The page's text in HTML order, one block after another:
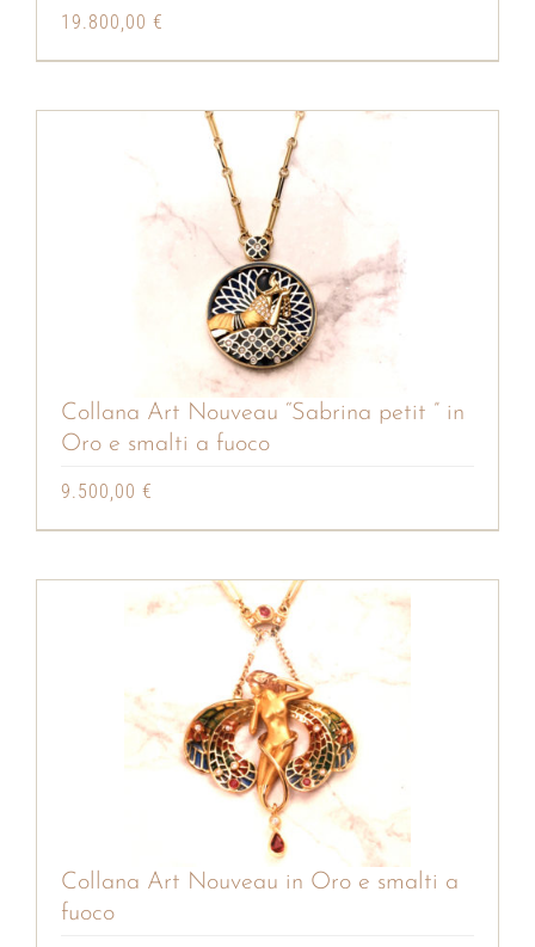
19.800,00 €
Collana Art Nouveau “Sabrina petit ” in
Oro e smalti a fuoco
9.500,00 €
Collana Art Nouveau in Oro e smalti a
fuoco